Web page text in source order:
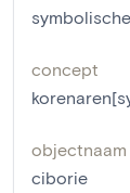
concept
objectnaam
ciborie